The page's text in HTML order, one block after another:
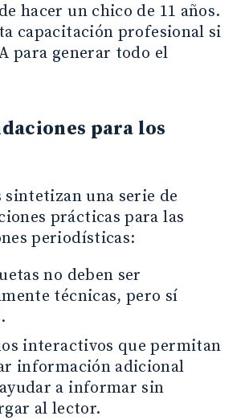
hacer un chico de 11 años.
capacitación profesional si
para generar todo el
para los
sintetizan una serie de
prácticas para las
periodísticas:
no deben ser
técnicas, pero sí
interactivos que permitan
información adicional
a informar sin
al lector.